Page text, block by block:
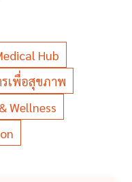
Hub
เพื่อสุขภาพ
Wellness